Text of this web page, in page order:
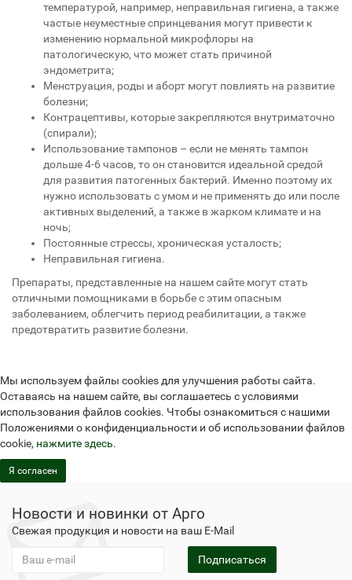
температурой, например, неправильная гигиена, а также
частые неуместные спринцевания могут привести к
изменению нормальной микрофлоры на
патологическую, что может стать причиной
эндометрита;
Менструация, роды и аборт могут повлиять на развитие
болезни;
Контрацептивы, которые закрепляются внутриматочно
(спирали);
Использование тампонов – если не менять тампон
дольше 4-6 часов, то он становится идеальной средой
для развития патогенных бактерий. Именно поэтому их
нужно использовать с умом и не применять до или после
активных выделений, а также в жарком климате и на
ночь;
Постоянные стрессы, хроническая усталость;
Неправильная гигиена.
Препараты, представленные на нашем сайте могут стать
отличными помощниками в борьбе с этим опасным
заболеванием, облегчить период реабилитации, а также
предотвратить развитие болезни.
Мы используем файлы cookies для улучшения работы сайта.
Оставаясь на нашем сайте, вы соглашаетесь с условиями
использования файлов cookies. Чтобы ознакомиться с нашими
Положениями о конфиденциальности и об использовании файлов
cookie, нажмите здесь.
Я согласен
Новости и новинки от Арго
Свежая продукция и новости на ваш E-Mail
Подписаться